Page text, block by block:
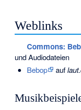
Weblinks
Commons:
und Audiodateien
Bebop
auf